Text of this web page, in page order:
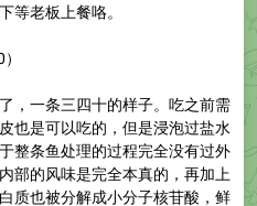
等老板上餐咯。
，一条三四十的样子。吃之前需
也是可以吃的，但是浸泡过盐水
整条鱼处理的过程完全没有过外
部的风味是完全本真的，再加上
质也被分解成小分子核苷酸，鲜